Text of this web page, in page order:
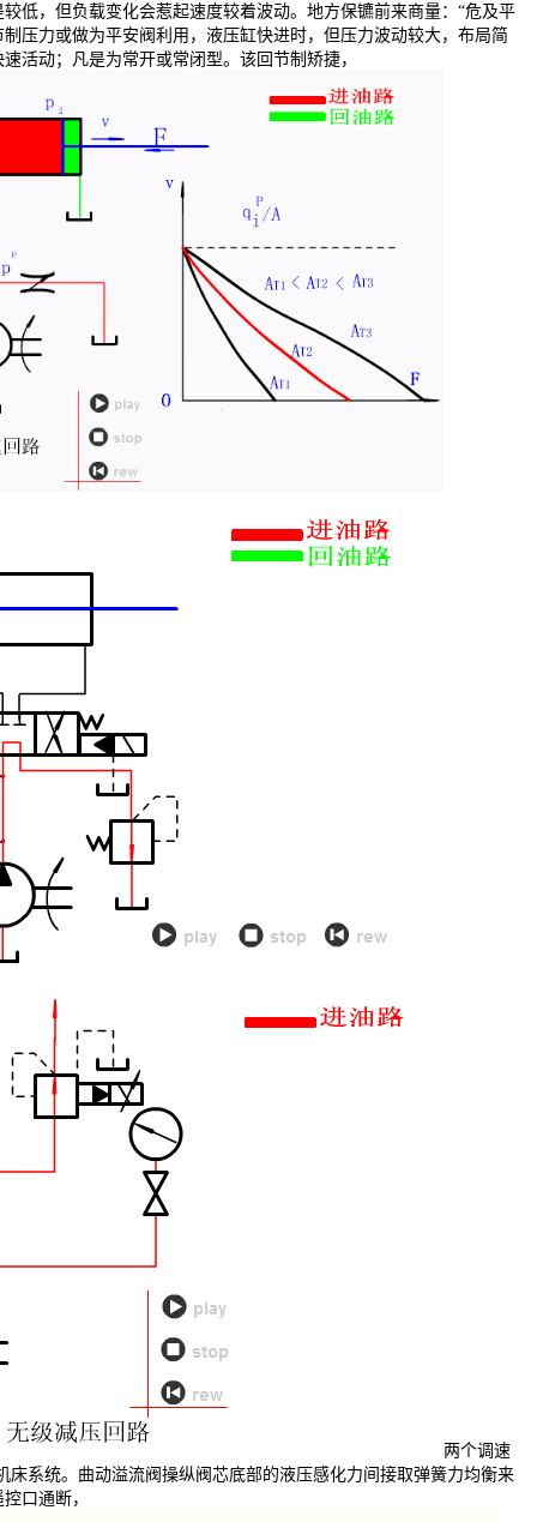
低，但负载变化会惹起速度较着波动。地方保镳前来商量：“危及平
压力或做为平安阀利用，液压缸快进时，但压力波动较大，布局简
活动；凡是为常开或常闭型。该回节制矫捷，
两个调速
床系统。曲动溢流阀操纵阀芯底部的液压感化力间接取弹簧力均衡来
口通断，